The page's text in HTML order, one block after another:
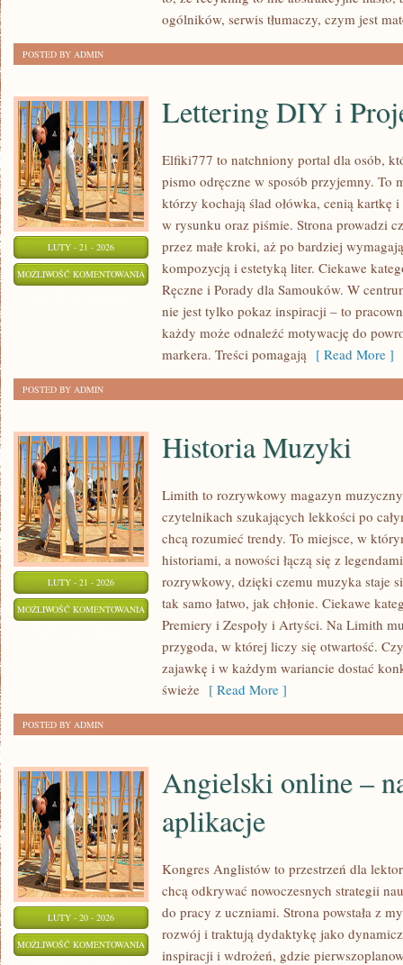
ogólników, serwis tłumaczy, czym jest
POSTED BY ADMIN
LUTY - 21 - 2026
MOŻLIWOŚĆ KOMENTOWANIA LETTERING
PROJEKTY
Lettering DIY i
Elfiki777 to natchniony portal dla osób,
pismo odręczne w sposób przyjemny. To
którzy kochają ślad ołówka, cenią kartkę
w rysunku oraz piśmie. Strona prowadzi
przez małe kroki, aż po bardziej
kompozycją i estetyką liter. Ciekawe
Ręczne i Porady dla Samouków. W
nie jest tylko pokaz inspiracji – to
każdy może odnaleźć motywację do
markera. Treści pomagają [ Read More ]
POSTED BY ADMIN
LUTY - 21 - 2026
MOŻLIWOŚĆ KOMENTOWANIA HISTORIA
MUZYKI
Historia Muzyki
Limith to rozrywkowy magazyn
czytelnikach szukających lekkości po
chcą rozumieć trendy. To miejsce, w
historiami, a nowości łączą się z
rozrywkowy, dzięki czemu muzyka staje
tak samo łatwo, jak chłonie. Ciekawe
Premiery i Zespoły i Artyści. Na Limith
przygoda, w której liczy się otwartość.
zajawkę i w każdym wariancie dostać
świeże [ Read More ]
POSTED BY ADMIN
LUTY - 20 - 2026
MOŻLIWOŚĆ KOMENTOWANIA
Angielski online –
aplikacje
Kongres Anglistów to przestrzeń dla
chcą odkrywać nowoczesnych strategii
do pracy z uczniami. Strona powstała z
rozwój i traktują dydaktykę jako
inspiracji i wdrożeń, gdzie